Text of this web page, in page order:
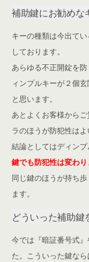
補助鍵にお勧めな
キーの種類は今出て
しております。
あらゆる不正開錠を
ィンプルキーが２個
と思います。
あとよくお客様から
ラのほうが防犯性はよ
結論としてはディン
鍵でも防犯性は変わり
同じ鍵のほうが持ち
ます。
どういった補助
今では『暗証番号式
た。こういった鍵な